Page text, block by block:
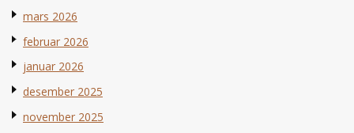
mars 2026
februar 2026
januar 2026
desember 2025
november 2025